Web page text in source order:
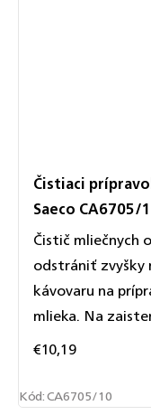
Čistiaci
Saeco CA6705/
€10,19
Čistič mliečnych
odstrániť zvyšky
kávovaru na
mlieka. Na
Kód:CA6705/10